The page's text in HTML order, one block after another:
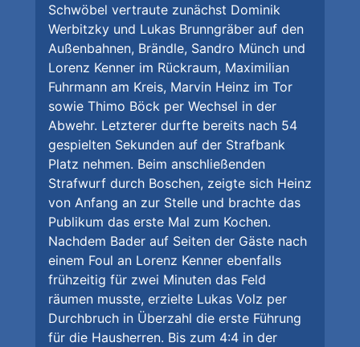
Schwöbel vertraute zunächst Dominik
Werbitzky und Lukas Brunngräber auf den
Außenbahnen, Brändle, Sandro Münch und
Lorenz Kenner im Rückraum, Maximilian
Fuhrmann am Kreis, Marvin Heinz im Tor
sowie Thimo Böck per Wechsel in der
Abwehr. Letzterer durfte bereits nach 54
gespielten Sekunden auf der Strafbank
Platz nehmen. Beim anschließenden
Strafwurf durch Boschen, zeigte sich Heinz
von Anfang an zur Stelle und brachte das
Publikum das erste Mal zum Kochen.
Nachdem Bader auf Seiten der Gäste nach
einem Foul an Lorenz Kenner ebenfalls
frühzeitig für zwei Minuten das Feld
räumen musste, erzielte Lukas Volz per
Durchbruch in Überzahl die erste Führung
für die Hausherren. Bis zum 4:4 in der